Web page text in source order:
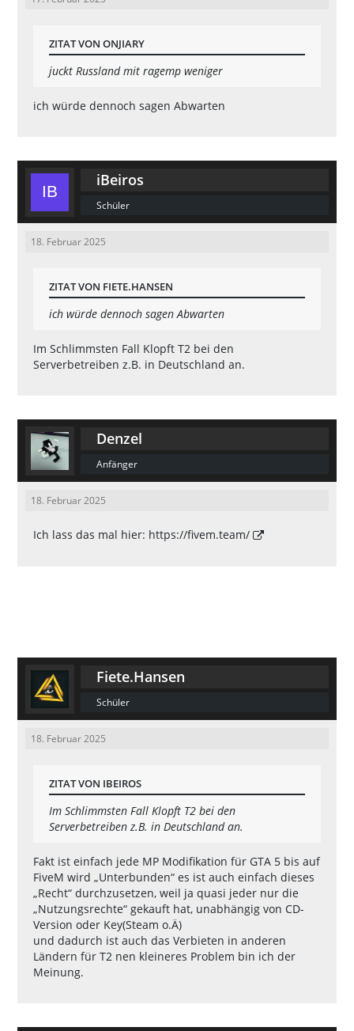
ZITAT VON ONJIARY
juckt Russland mit ragemp weniger
ich würde dennoch sagen Abwarten
iBeiros
Schüler
18. Februar 2025
ZITAT VON FIETE.HANSEN
ich würde dennoch sagen Abwarten
Im Schlimmsten Fall Klopft T2 bei den
Serverbetreiben z.B. in Deutschland an.
Denzel
Anfänger
18. Februar 2025
Ich lass das mal hier: https://fivem.team/
Fiete.Hansen
Schüler
18. Februar 2025
ZITAT VON IBEIROS
Im Schlimmsten Fall Klopft T2 bei den
Serverbetreiben z.B. in Deutschland an.
Fakt ist einfach jede MP Modifikation für GTA 5 bis auf
FiveM wird „Unterbunden“ es ist auch einfach dieses
„Recht“ durchzusetzen, weil ja quasi jeder nur die
„Nutzungsrechte“ gekauft hat, unabhängig von CD-
Version oder Key(Steam o.Ä)
und dadurch ist auch das Verbieten in anderen
Ländern für T2 nen kleineres Problem bin ich der
Meinung.